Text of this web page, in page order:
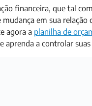
financeira, que tal
em sua relação
agora a planilha de
e aprenda a controlar suas